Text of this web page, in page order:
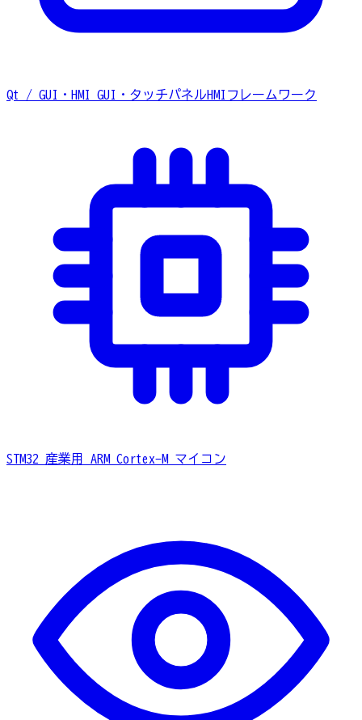
Qt / GUI・HMI GUI・タッチパネルHMIフレームワーク
STM32 産業用 ARM Cortex-M マイコン